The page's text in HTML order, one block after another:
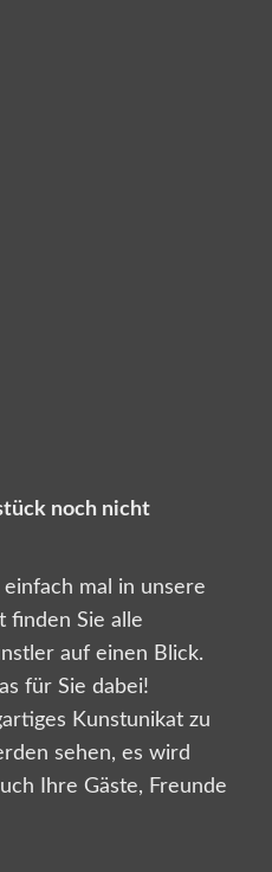
noch nicht
mal in unsere
finden Sie alle
auf einen Blick.
für Sie dabei!
Kunstunikat zu
sehen, es wird
Ihre Gäste, Freunde